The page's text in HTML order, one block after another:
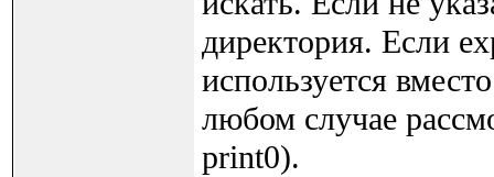
директория. Если
используется
любом случае
print0).